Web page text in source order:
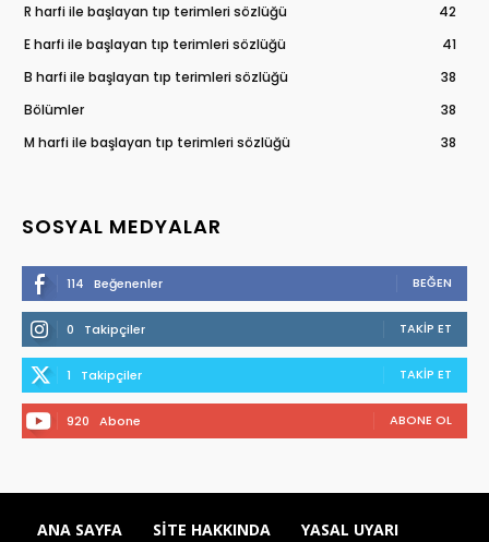
R harfi ile başlayan tıp terimleri sözlüğü
42
E harfi ile başlayan tıp terimleri sözlüğü
41
B harfi ile başlayan tıp terimleri sözlüğü
38
Bölümler
38
M harfi ile başlayan tıp terimleri sözlüğü
38
SOSYAL MEDYALAR
114 Beğenenler BEĞEN
0 Takipçiler TAKIP ET
1 Takipçiler TAKIP ET
920 Abone ABONE OL
ANA SAYFA SITE HAKKINDA YASAL UYARI